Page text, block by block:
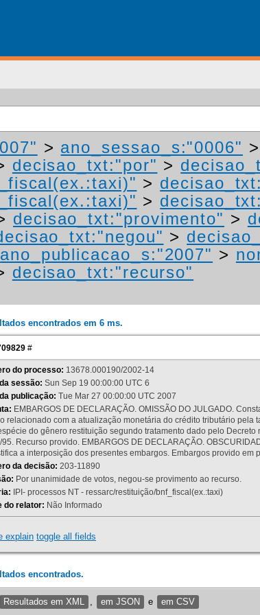
> ano_sessao_s:"0006" >
decisao_txt:"por" >
>
>
decisao_txt:"provimento" >
>
ano_publicacao_s:"2007" >
decisao_txt:"recurso"
encontrados em 6 ms.
#
do processo: 13678.000190/2002-14
sessão: Sun Sep 19 00:00:00 UTC 6
publicação: Tue Mar 27 00:00:00 UTC 2007
EMBARGOS DE DECLARAÇÃO. OMISSÃO DO JULGADO.
relacionado com a atualização monetária do crédito tributário pela
do gênero restituição segundo tratamento dado pelo Decreto
95. Recurso provido. EMBARGOS DE DECLARAÇÃO.
a interposição dos presentes embargos. Embargos provido em
da decisão: 203-11890
Por unanimidade de votos, negou-se provimento ao recurso.
IPI- processos NT - ressarc/restituição/bnf_fiscal(ex.:taxi)
do relator: Não Informado
explain toggle all fields
encontrados.
Resultados em XML em JSON e em CSV